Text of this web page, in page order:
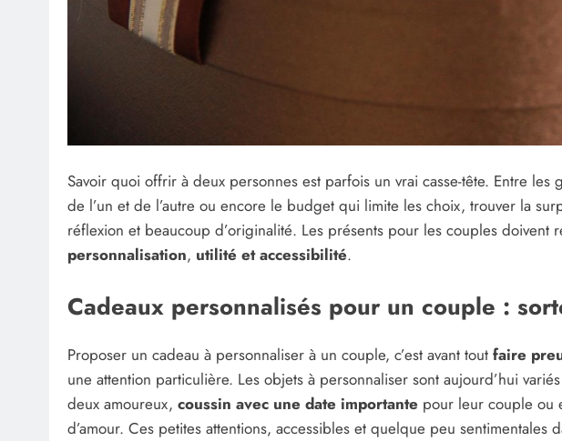
Savoir quoi offrir à deux personnes est parfois un vrai casse-tête. Entre les
de l’un et de l’autre ou encore le budget qui limite les choix, trouver la
réflexion et beaucoup d’originalité. Les présents pour les couples doivent
personnalisation, utilité et accessibilité.
Cadeaux personnalisés pour un couple :
Proposer un cadeau à personnaliser à un couple, c’est avant tout faire
une attention particulière. Les objets à personnaliser sont aujourd’hui
deux amoureux, coussin avec une date importante pour leur couple ou
d’amour. Ces petites attentions, accessibles et quelque peu sentimentales